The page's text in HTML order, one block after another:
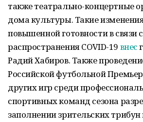
также театрально-концертные
дома культуры. Такие
повышенной готовности в связи
распространения COVID-19 внес
Радий Хабиров. Также
Российской футбольной
других игр среди
спортивных команд сезона
заполнении зрительских